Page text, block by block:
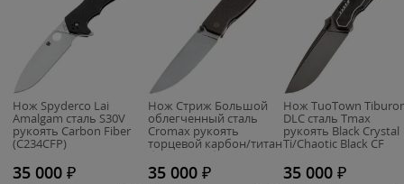
Нож Spyderco Lai
Amalgam сталь S30V
рукоять Carbon Fiber
(C234CFP)
35 000 ₽
Нож Стриж Большой
облегченный сталь
Cromax рукоять
торцевой карбон/титан
бронза (Чебурков А.И.)
35 000 ₽
Нож TuoTown
DLC сталь Tmax
рукоять Black Crystal
Ti/Chaotic Black CF
35 000 ₽